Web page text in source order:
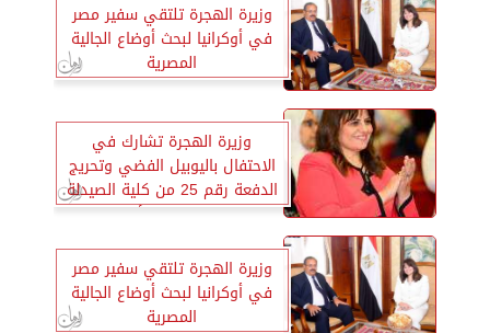
وزيرة الهجرة تلتقي سفير مصر
في أوكرانيا لبحث أوضاع الجالية
المصرية
وزيرة الهجرة تشارك في
الاحتفال باليوبيل الفضي وتحريج
الدفعة رقم 25 من كلية الصيدلة
بنات جامعة الأزهر
وزيرة الهجرة تلتقي سفير مصر
في أوكرانيا لبحث أوضاع الجالية
المصرية